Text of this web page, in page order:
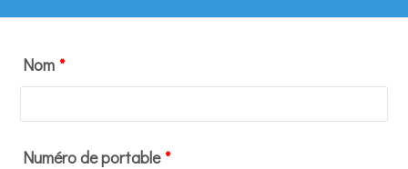
Catégorie
Nom
Nom *
Numéro de portable *